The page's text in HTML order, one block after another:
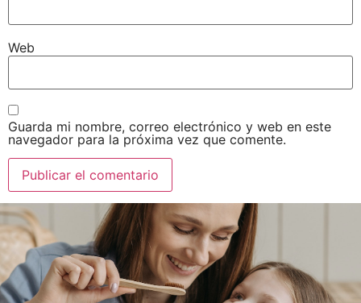
Web
Guarda mi nombre, correo electrónico y web en este
navegador para la próxima vez que comente.